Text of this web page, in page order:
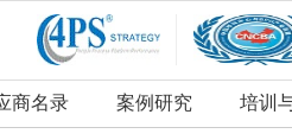
商名录 案例研究 培训